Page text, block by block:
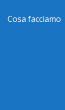
Cosa facciamo